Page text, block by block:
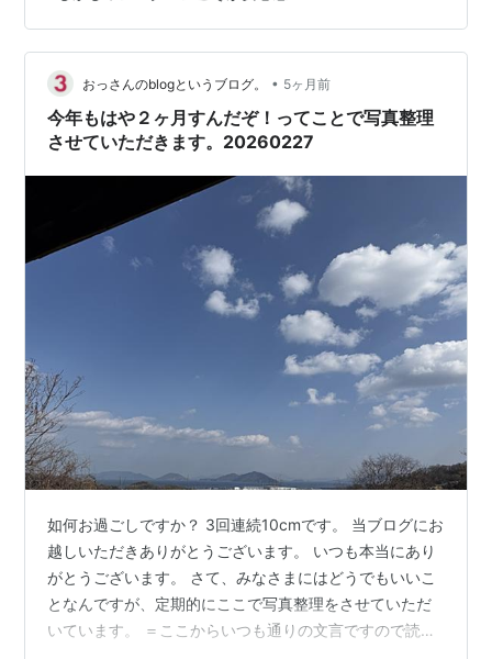
こで整理することで、スマホ本体のストレージも開放で
きるし、記事も出来ちゃうという素晴らし…
おっさんのblogというブログ。 • 5ヶ月前
今年もはや２ヶ月すんだぞ！ってことで写真整理
させていただきます。20260227
如何お過ごしですか？ 3回連続10cmです。 当ブログにお
越しいただきありがとうございます。 いつも本当にあり
がとうございます。 さて、みなさまにはどうでもいいこ
となんですが、定期的にここで写真整理をさせていただ
いています。 ＝ここからいつも通りの文言ですので読ま